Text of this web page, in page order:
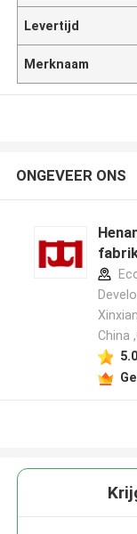
Levertijd
Merknaam
ONGEVEER ONS
China
5.0